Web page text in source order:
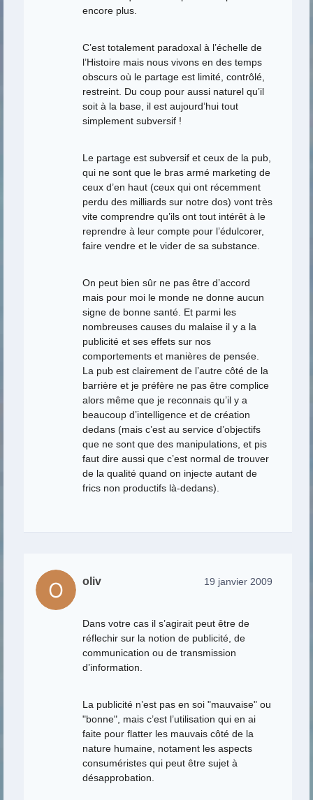
encore plus.
C’est totalement paradoxal à l’échelle de
l’Histoire mais nous vivons en des temps
obscurs où le partage est limité, contrôlé,
restreint. Du coup pour aussi naturel qu’il
soit à la base, il est aujourd’hui tout
simplement subversif !
Le partage est subversif et ceux de la pub,
qui ne sont que le bras armé marketing de
ceux d’en haut (ceux qui ont récemment
perdu des milliards sur notre dos) vont très
vite comprendre qu’ils ont tout intérêt à le
reprendre à leur compte pour l’édulcorer,
faire vendre et le vider de sa substance.
On peut bien sûr ne pas être d’accord
mais pour moi le monde ne donne aucun
signe de bonne santé. Et parmi les
nombreuses causes du malaise il y a la
publicité et ses effets sur nos
comportements et manières de pensée.
La pub est clairement de l’autre côté de la
barrière et je préfère ne pas être complice
alors même que je reconnais qu’il y a
beaucoup d’intelligence et de création
dedans (mais c’est au service d’objectifs
que ne sont que des manipulations, et pis
faut dire aussi que c’est normal de trouver
de la qualité quand on injecte autant de
frics non productifs là-dedans).
oliv 19 janvier 2009
Dans votre cas il s’agirait peut être de
réflechir sur la notion de publicité, de
communication ou de transmission
d’information.
La publicité n’est pas en soi "mauvaise" ou
"bonne", mais c’est l’utilisation qui en ai
faite pour flatter les mauvais côté de la
nature humaine, notament les aspects
consuméristes qui peut être sujet à
désapprobation.